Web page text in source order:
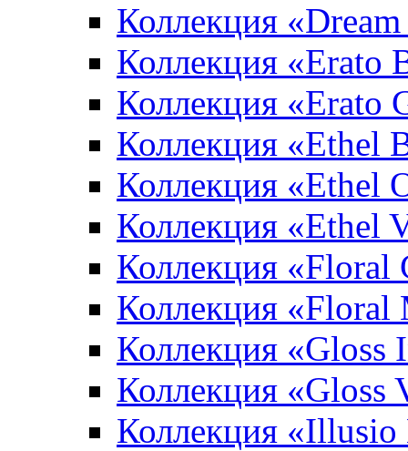
Коллекция
Коллекция «Erato
Коллекция «Erato
Коллекция «Ethel
Коллекция «Ethel
Коллекция «Ethel
Коллекция «Floral
Коллекция «Floral
Коллекция «Gloss
Коллекция «Gloss
Коллекция «Illusio